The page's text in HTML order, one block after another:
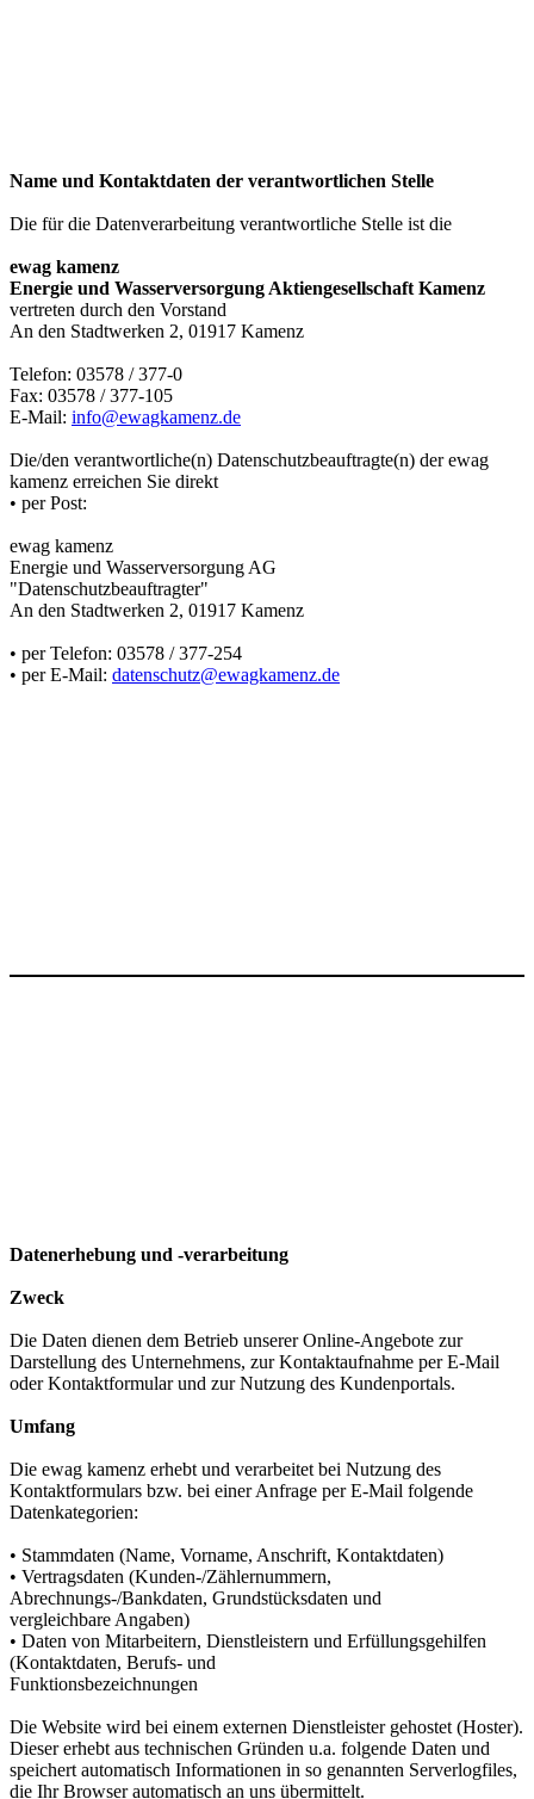
Name und Kontaktdaten der verantwortlichen Stelle
Die für die Datenverarbeitung verantwortliche Stelle ist die
ewag kamenz
Energie und Wasserversorgung Aktiengesellschaft Kamenz
vertreten durch den Vorstand
An den Stadtwerken 2, 01917 Kamenz
Telefon: 03578 / 377-0
Fax: 03578 / 377-105
E-Mail: info@ewagkamenz.de
Die/den verantwortliche(n) Datenschutzbeauftragte(n) der ewag
kamenz erreichen Sie direkt
• per Post:
ewag kamenz
Energie und Wasserversorgung AG
"Datenschutzbeauftragter"
An den Stadtwerken 2, 01917 Kamenz
• per Telefon: 03578 / 377-254
• per E-Mail: datenschutz@ewagkamenz.de
Datenerhebung und -verarbeitung
Zweck
Die Daten dienen dem Betrieb unserer Online-Angebote zur
Darstellung des Unternehmens, zur Kontaktaufnahme per E-Mail
oder Kontaktformular und zur Nutzung des Kundenportals.
Umfang
Die ewag kamenz erhebt und verarbeitet bei Nutzung des
Kontaktformulars bzw. bei einer Anfrage per E-Mail folgende
Datenkategorien:
• Stammdaten (Name, Vorname, Anschrift, Kontaktdaten)
• Vertragsdaten (Kunden-/Zählernummern,
Abrechnungs-/Bankdaten, Grundstücksdaten und
vergleichbare Angaben)
• Daten von Mitarbeitern, Dienstleistern und Erfüllungsgehilfen
(Kontaktdaten, Berufs- und
Funktionsbezeichnungen
Die Website wird bei einem externen Dienstleister gehostet (Hoster).
Dieser erhebt aus technischen Gründen u.a. folgende Daten und
speichert automatisch Informationen in so genannten Serverlogfiles,
die Ihr Browser automatisch an uns übermittelt.